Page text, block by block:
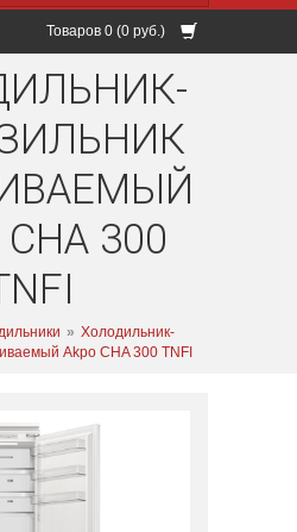
Товаров 0 (0 руб.)
300
» Холодильник-
Akpo CHA 300 TNFI